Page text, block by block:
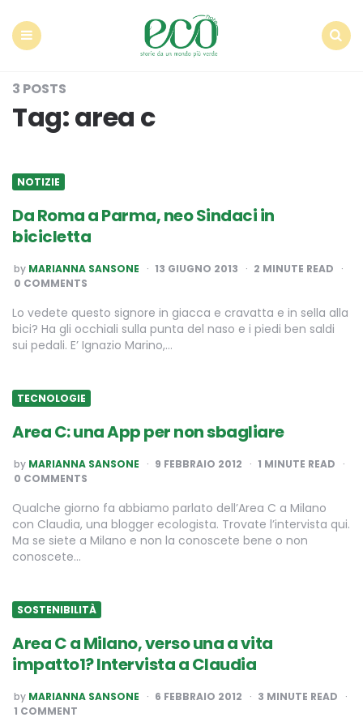
3 POSTS
Tag:area c
NOTIZIE
Da Roma a Parma, neo Sindaci in
bicicletta
POSTED
BY
by MARIANNA SANSONE 13 GIUGNO 2013 2 MINUTE READ
0 COMMENTS
Lo vedete questo signore in giacca e cravatta e in sella alla
bici? Ha gli occhiali sulla punta del naso e i piedi ben saldi
sui pedali. E’ Ignazio Marino,…
TECNOLOGIE
Area C: una App per non sbagliare
POSTED
BY
by MARIANNA SANSONE 9 FEBBRAIO 2012 1 MINUTE READ
0 COMMENTS
Qualche giorno fa abbiamo parlato dell’Area C a Milano
con Claudia, una blogger ecologista. Trovate l’intervista qui.
Ma se siete a Milano e non la conoscete bene o non
conoscete…
SOSTENIBILITÀ
Area C a Milano, verso una a vita
impatto1? Intervista a Claudia
POSTED
BY
by MARIANNA SANSONE 6 FEBBRAIO 2012 3 MINUTE READ
1 COMMENT